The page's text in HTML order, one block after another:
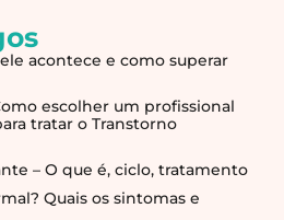
acontece e como superar
escolher um profissional
tratar o Transtorno
– O que é, ciclo, tratamento
Quais os sintomas e